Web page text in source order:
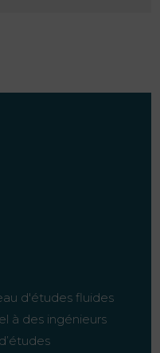
d'études fluides
à des ingénieurs